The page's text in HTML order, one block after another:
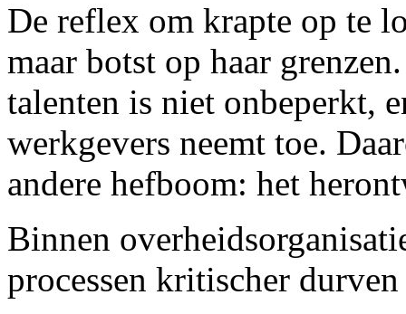
De reflex om krapte op te
maar botst op haar
talenten is niet onbeperkt,
werkgevers neemt toe.
andere hefboom: het
Binnen
processen kritischer